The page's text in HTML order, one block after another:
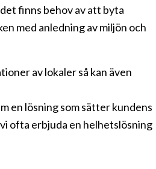
finns behov av att byta
med anledning av miljön och
av lokaler så kan även
en lösning som sätter kundens
ofta erbjuda en helhetslösning